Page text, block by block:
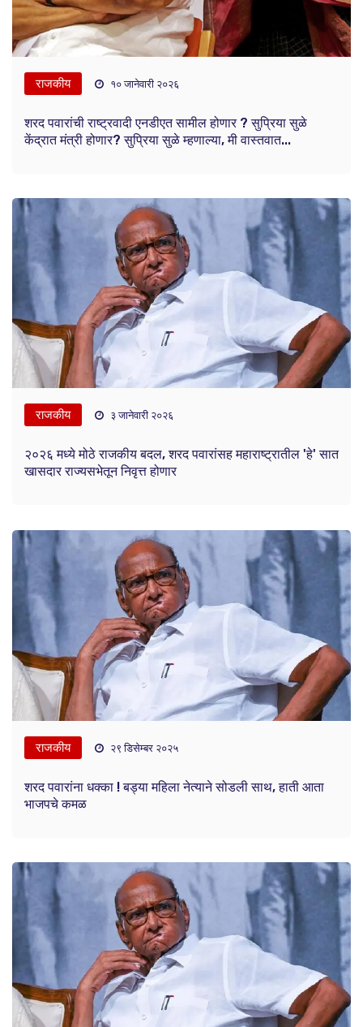
राजकीय १० जानेवारी २०२६
शरद पवारांची राष्ट्रवादी एनडीएत सामील होणार ? सुप्रिया सुळे
केंद्रात मंत्री होणार? सुप्रिया सुळे म्हणाल्या, मी वास्तवात...
राजकीय ३ जानेवारी २०२६
२०२६ मध्ये मोठे राजकीय बदल, शरद पवारांसह महाराष्ट्रातील 'हे' सात
खासदार राज्यसभेतून निवृत्त होणार
राजकीय २९ डिसेम्बर २०२५
शरद पवारांना धक्का ! बड्या महिला नेत्याने सोडली साथ, हाती आता
भाजपचे कमळ